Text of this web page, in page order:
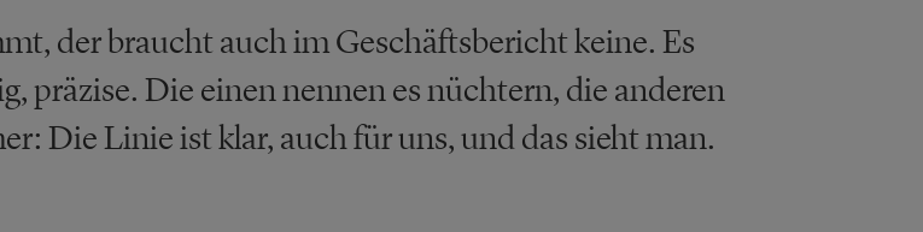
der braucht auch im Geschäftsbericht keine. Es
präzise. Die einen nennen es nüchtern, die anderen
Die Linie ist klar, auch für uns, und das sieht man.